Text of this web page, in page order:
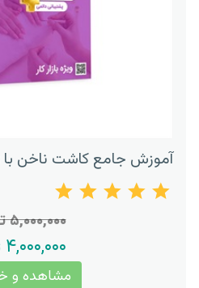
آموزش جامع کاشت ناخن با
۵,۰۰۰,۰۰۰ تومان
۴,۰۰۰,۰۰۰
مشاهده و